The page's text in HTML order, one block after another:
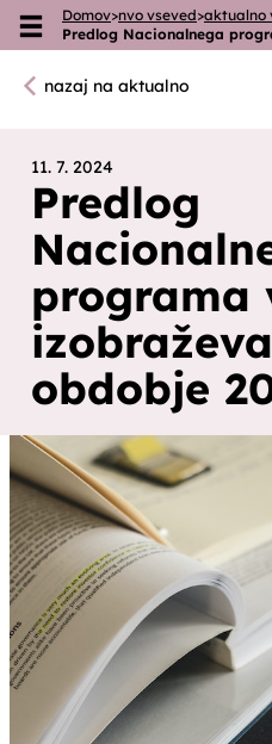
Skoči na vsebino
Domov>nvo vseved>aktualno
Predlog Nacionalnega
nazaj na aktualno
11. 7. 2024
Predlog
programa
obdobje